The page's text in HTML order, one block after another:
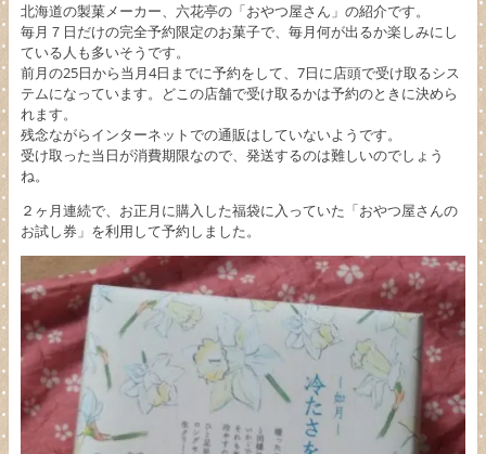
北海道の製菓メーカー、六花亭の「おやつ屋さん」の紹介です。
毎月７日だけの完全予約限定のお菓子で、毎月何が出るか楽しみにし
ている人も多いそうです。
前月の25日から当月4日までに予約をして、7日に店頭で受け取るシス
テムになっています。どこの店舗で受け取るかは予約のときに決めら
れます。
残念ながらインターネットでの通販はしていないようです。
受け取った当日が消費期限なので、発送するのは難しいのでしょう
ね。
２ヶ月連続で、お正月に購入した福袋に入っていた「おやつ屋さんの
お試し券」を利用して予約しました。